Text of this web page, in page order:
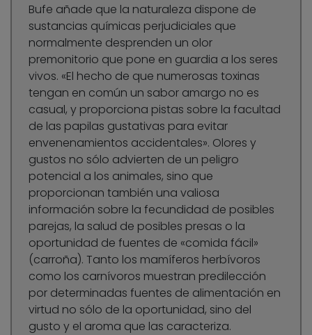
Bufe añade que la naturaleza dispone de
sustancias químicas perjudiciales que
normalmente desprenden un olor
premonitorio que pone en guardia a los seres
vivos. «El hecho de que numerosas toxinas
tengan en común un sabor amargo no es
casual, y proporciona pistas sobre la facultad
de las papilas gustativas para evitar
envenenamientos accidentales». Olores y
gustos no sólo advierten de un peligro
potencial a los animales, sino que
proporcionan también una valiosa
información sobre la fecundidad de posibles
parejas, la salud de posibles presas o la
oportunidad de fuentes de «comida fácil»
(carroña). Tanto los mamíferos herbívoros
como los carnívoros muestran predilección
por determinadas fuentes de alimentación en
virtud no sólo de la oportunidad, sino del
gusto y el aroma que las caracteriza.